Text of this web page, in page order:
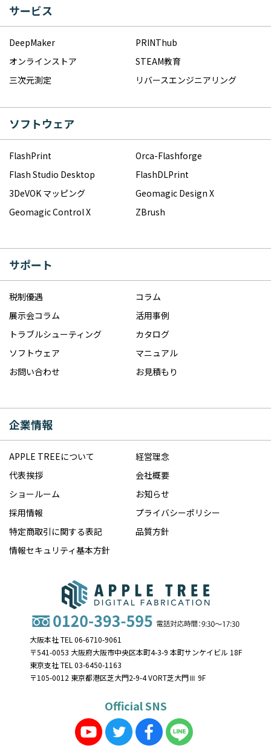
サービス
DeepMaker
PRINThub
オンラインストア
STEAM教育
三次元測定
リバースエンジニアリング
ソフトウェア
FlashPrint
Orca-Flashforge
Flash Studio Desktop
FlashDLPrint
3DeVOK マッピング
Geomagic Design X
Geomagic Control X
ZBrush
サポート
税制優遇
コラム
展示会コラム
活用事例
トラブルシューティング
カタログ
ソフトウェア
マニュアル
お問い合わせ
お見積もり
企業情報
APPLE TREEについて
経営理念
代表挨拶
会社概要
ショールーム
お知らせ
採用情報
プライバシーポリシー
特定商取引に関する表記
品質方針
情報セキュリティ基本方針
大阪本社 TEL 06-6710-9061
〒541-0053 大阪府大阪市中央区本町4-3-9 本町サンケイビル 18F
東京支社 TEL 03-6450-1163
〒105-0012 東京都港区芝大門2-9-4 VORT芝大門Ⅲ 9F
Official SNS